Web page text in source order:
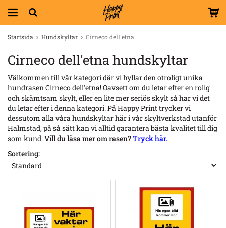
Startsida Hundskyltar Cirneco dell'etna
Cirneco dell'etna hundskyltar
Välkommen till vår kategori där vi hyllar den otroligt unika
hundrasen Cirneco dell'etna! Oavsett om du letar efter en rolig
och skämtsam skylt, eller en lite mer seriös skylt så har vi det
du letar efter i denna kategori. På Happy Print trycker vi
dessutom alla våra hundskyltar här i vår skyltverkstad utanför
Halmstad, på så sätt kan vi alltid garantera bästa kvalitet till dig
som kund.Vill du läsa mer om rasen?Tryck här.
Sortering: